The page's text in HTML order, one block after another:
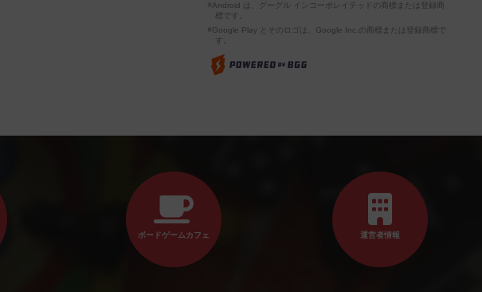
※Android は、グーグル インコーポレイテッドの商標または登録商
標です。
※Google Play とそのロゴは、Google Inc.の商標または登録商標で
す。
ボードゲームカフェ 運営者情報